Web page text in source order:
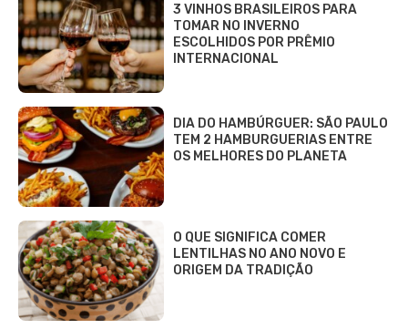
3 VINHOS BRASILEIROS PARA
TOMAR NO INVERNO
ESCOLHIDOS POR PRÊMIO
INTERNACIONAL
DIA DO HAMBÚRGUER: SÃO PAULO
TEM 2 HAMBURGUERIAS ENTRE
OS MELHORES DO PLANETA
O QUE SIGNIFICA COMER
LENTILHAS NO ANO NOVO E
ORIGEM DA TRADIÇÃO